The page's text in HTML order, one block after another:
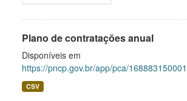
Plano de contratações anual
Disponíveis em
https://pncp.gov.br/app/pca/
CSV